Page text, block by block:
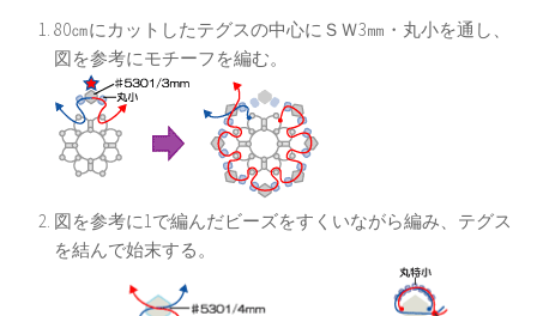
80㎝にカットしたテグスの中心にＳＷ3㎜・丸小を通し、
図を参考にモチーフを編む。
図を参考に1で編んだビーズをすくいながら編み、テグス
を結んで始末する。